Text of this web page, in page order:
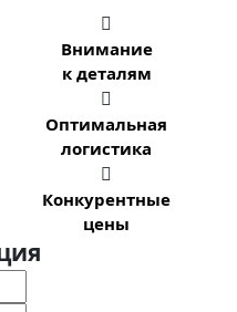

Внимание
к деталям

Оптимальная
логистика

Конкурентные
цены